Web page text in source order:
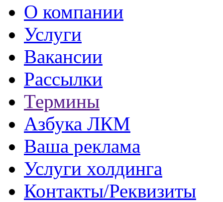
О компании
Услуги
Вакансии
Рассылки
Термины
Азбука ЛКМ
Ваша реклама
Услуги холдинга
Контакты/Реквизиты